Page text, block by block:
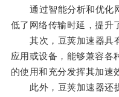
通过智能分析和优化网
低了网络传输时延，提升
其次，豆荚加速器具有
应用或设备，能够兼容各
的使用和充分发挥其加速
此外，豆荚加速器还